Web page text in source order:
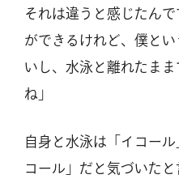
それは違うと感じたん
ができるけれど、僕と
いし、水泳と離れたま
ね」
自身と水泳は「イコー
コール」だと気づいたと